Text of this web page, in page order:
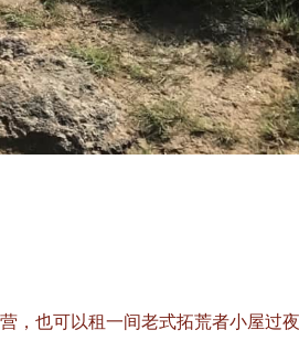
，也可以租一间老式拓荒者小屋过